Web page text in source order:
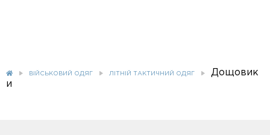
ВІЙСЬКОВИЙ ОДЯГ ЛІТНІЙ ТАКТИЧНИЙ ОДЯГ
Дощовик
и